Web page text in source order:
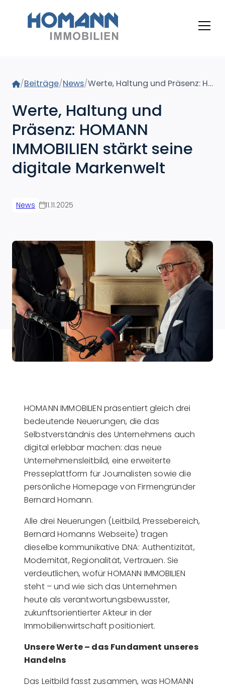
Home
/Beiträge/News/ Werte, Haltung und Präsenz: HOMANN IMMOBILIEN stärkt seine digitale Markenwelt
Werte, Haltung und
Präsenz: HOMANN
IMMOBILIEN stärkt seine
digitale Markenwelt
News 11.11.2025
HOMANN IMMOBILIEN präsentiert gleich drei
bedeutende Neuerungen, die das
Selbstverständnis des Unternehmens auch
digital erlebbar machen: das neue
Unternehmensleitbild, eine erweiterte
Presseplattform für Journalisten sowie die
persönliche Homepage von Firmengründer
Bernard Homann.
Alle drei Neuerungen (Leitbild, Pressebereich,
Bernard Homanns Webseite) tragen
dieselbe kommunikative DNA: Authentizität,
Modernität, Regionalität, Vertrauen. Sie
verdeutlichen, wofür HOMANN IMMOBILIEN
steht – und wie sich das Unternehmen
heute als verantwortungsbewusster,
zukunftsorientierter Akteur in der
Immobilienwirtschaft positioniert.
Unsere Werte – das Fundament unseres
Handelns
Das Leitbild fasst zusammen, was HOMANN